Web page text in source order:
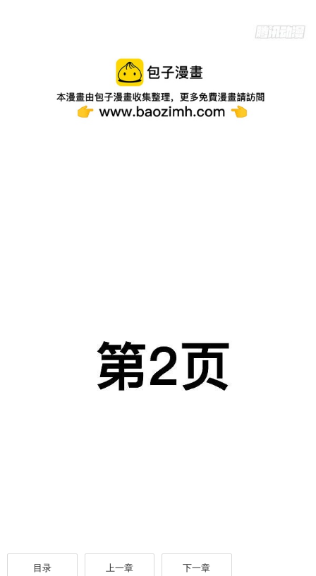
目录 上一章 下一章
每日签到抽好礼,免费看精彩漫画